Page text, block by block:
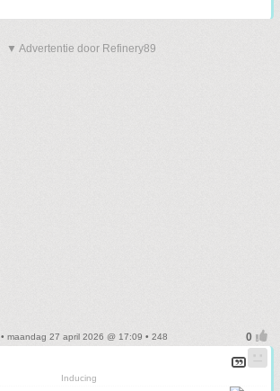
▼ Advertentie door Refinery89
• maandag 27 april 2026 @ 17:09 • 248
Inducing